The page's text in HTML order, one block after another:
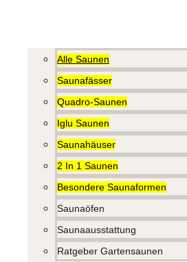
Alle Saunen
Saunafässer
Quadro-Saunen
Iglu Saunen
Saunahäuser
2 In 1 Saunen
Besondere Saunaformen
Saunaöfen
Saunaausstattung
Ratgeber Gartensaunen